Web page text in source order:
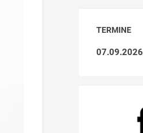
TERMINE
07.09.2026